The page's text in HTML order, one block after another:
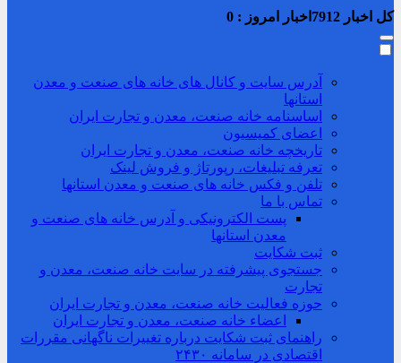
کل اخبار اخبار امروز : 0
آدرس سایت و کانال های خانه های صنعت و معدن
استانها
اساسنامه خانه صنعت، معدن و تجارت ایران
اعضای کمیسیون
تاریخچه خانه صنعت، معدن و تجارت ایران
تعرفه تبلیغات، رپورتاژ و فروش لینک
تلفن و فکس خانه های صنعت و معدن استانها
تماس با ما
پست الکترونیکی و آدرس خانه های صنعت و
معدن استانها
ثبت شکایت
جستجوی پیشرفته در سایت خانه صنعت، معدن و
تجارت
حوزه فعالیت خانه صنعت، معدن و تجارت ایران
اعضاء خانه صنعت، معدن و تجارت ایران
راهنمای ثبت شکایت درباره تغییرات ناگهانی مقررات
اقتصادی در سامانه ۲۴۳۰